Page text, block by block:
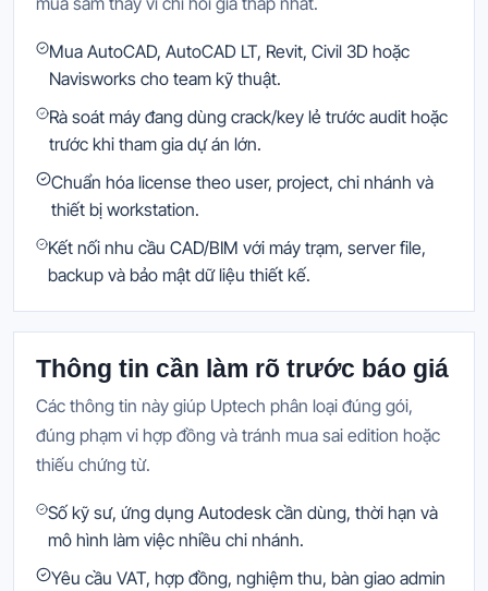
Mua AutoCAD, AutoCAD LT, Revit, Civil 3D hoặc
Navisworks cho team kỹ thuật.
Rà soát máy đang dùng crack/key lẻ trước audit hoặc
trước khi tham gia dự án lớn.
Chuẩn hóa license theo user, project, chi nhánh và
thiết bị workstation.
Kết nối nhu cầu CAD/BIM với máy trạm, server file,
backup và bảo mật dữ liệu thiết kế.
Thông tin cần làm rõ trước báo giá
Các thông tin này giúp Uptech phân loại đúng gói,
đúng phạm vi hợp đồng và tránh mua sai edition hoặc
thiếu chứng từ.
Số kỹ sư, ứng dụng Autodesk cần dùng, thời hạn và
mô hình làm việc nhiều chi nhánh.
Yêu cầu VAT, hợp đồng, nghiệm thu, bàn giao admin